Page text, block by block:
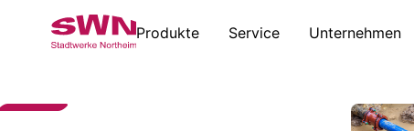
Produkte
Service Unternehmen